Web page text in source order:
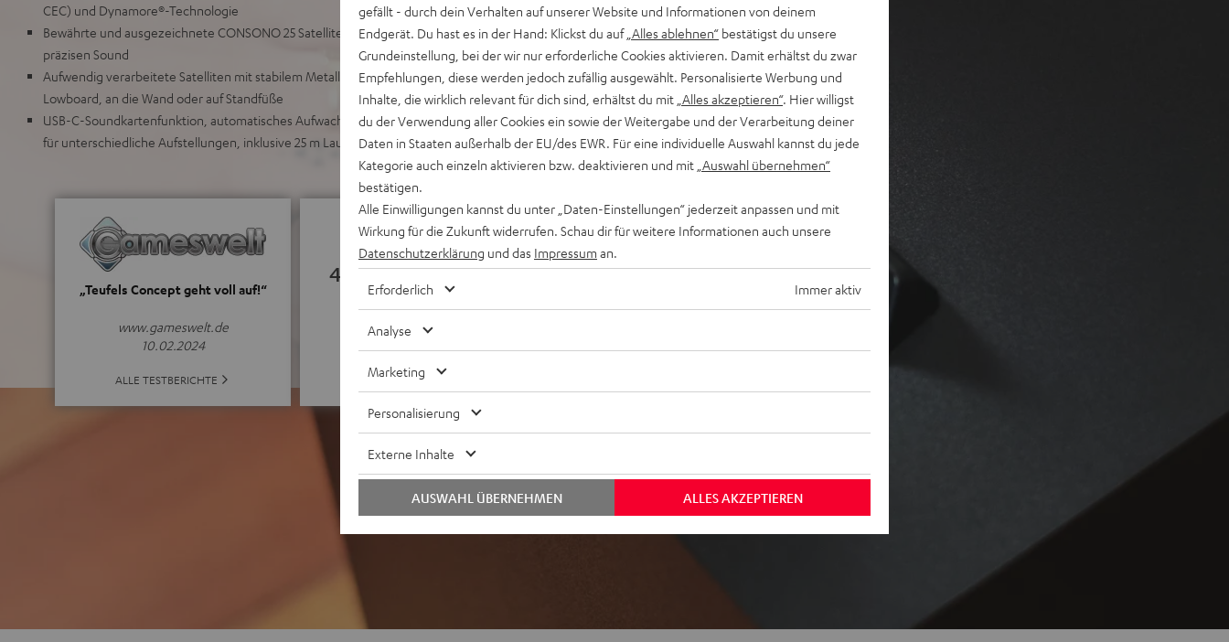
CEC) und Dynamore®-Technologie
Bewährte und ausgezeichnete CONSONO 25 Satelliten mit 2-Wege-System für griffigen,
präzisen Sound
Aufwendig verarbeitete Satelliten mit stabilem Metallgitter & edlem Chromring, passen aufs
Lowboard, an die Wand oder auf Standfüße
USB-C-Soundkartenfunktion, automatisches Aufwachen aus dem Standby, Klangeinstellungen
für unterschiedliche Aufstellungen, inklusive 25 m Lautsprecherkabel und Fernbedienung
„Teufels Concept geht voll auf!“
www.gameswelt.de
10.02.2024
ALLE TESTBERICHTE
4.83
ALLE BEWERTUNGEN
gefällt - durch dein Verhalten auf unserer Website und Informationen von deinem
Endgerät. Du hast es in der Hand: Klickst du auf „Alles ablehnen“ bestätigst du unsere
Grundeinstellung, bei der wir nur erforderliche Cookies aktivieren. Damit erhältst du zwar
Empfehlungen, diese werden jedoch zufällig ausgewählt. Personalisierte Werbung und
Inhalte, die wirklich relevant für dich sind, erhältst du mit „Alles akzeptieren“. Hier willigst
du der Verwendung aller Cookies ein sowie der Weitergabe und der Verarbeitung deiner
Daten in Staaten außerhalb der EU/des EWR. Für eine individuelle Auswahl kannst du jede
Kategorie auch einzeln aktivieren bzw. deaktivieren und mit „Auswahl übernehmen“
bestätigen.
Alle Einwilligungen kannst du unter „Daten-Einstellungen“ jederzeit anpassen und mit
Wirkung für die Zukunft widerrufen. Schau dir für weitere Informationen auch unsere
Datenschutzerklärung und das Impressum an.
Erforderlich Immer aktiv
Analyse
Marketing
Personalisierung
Externe Inhalte
ALLES AKZEPTIEREN
AUSWAHL ÜBERNEHMEN